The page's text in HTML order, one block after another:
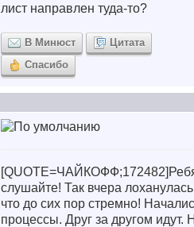
лист направлен туда-то?
В Минюст
Цитата
Спасибо
слушайте! Так вчера
что до сих пор стремно!
процессы. Друг за другом идут.